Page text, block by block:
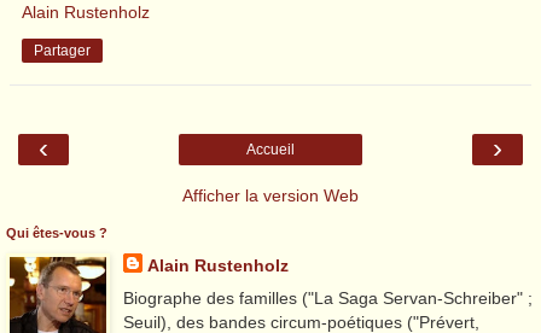
Alain Rustenholz
Partager
‹ ›
Accueil
Afficher la version Web
Qui êtes-vous ?
Alain Rustenholz
Biographe des familles ("La Saga Servan-Schreiber" ;
Seuil), des bandes circum-poétiques ("Prévert,